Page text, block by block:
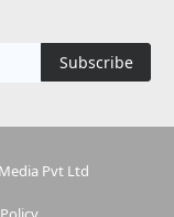
Subscribe
Pvt Ltd